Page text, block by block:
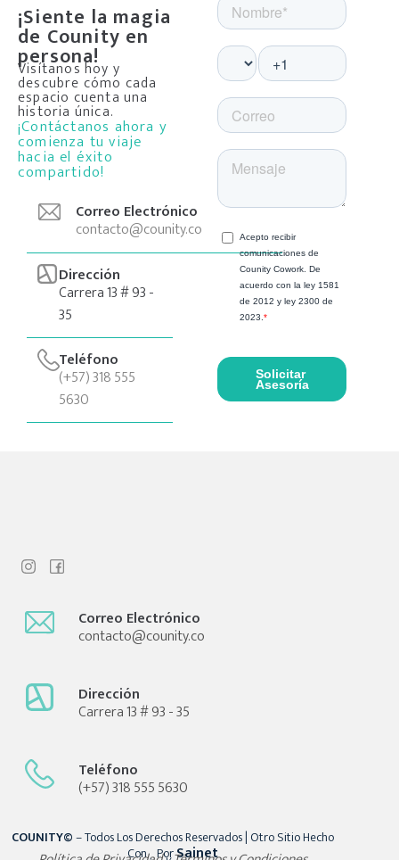
¡Siente la magia
de Counity en
persona!
Visítanos hoy y
descubre cómo cada
espacio cuenta una
historia única.
¡Contáctanos ahora y
comienza tu viaje
hacia el éxito
compartido!
Correo Electrónico
contacto@counity.co
Dirección
Carrera 13 # 93 -
35
Teléfono
(+57) 318 555
5630
Correo Electrónico
contacto@counity.co
Dirección
Carrera 13 # 93 - 35
Teléfono
(+57) 318 555 5630
COUNITY©– Todos Los Derechos Reservados | Otro Sitio Hecho
Con PorSainet